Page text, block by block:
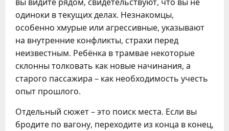
одиноки в текущих делах. Незнакомцы,
особенно хмурые или агрессивные, указывают
на внутренние конфликты, страхи перед
неизвестным. Ребёнка в трамвае некоторые
склонны толковать как новые начинания, а
старого пассажира – как необходимость учесть
опыт прошлого.
Отдельный сюжет – это поиск места. Если вы
бродите по вагону, переходите из конца в конец,